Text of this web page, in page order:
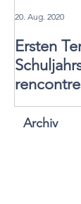
Ersten
Schuljahrs
scolaire
20. Aug. 2020